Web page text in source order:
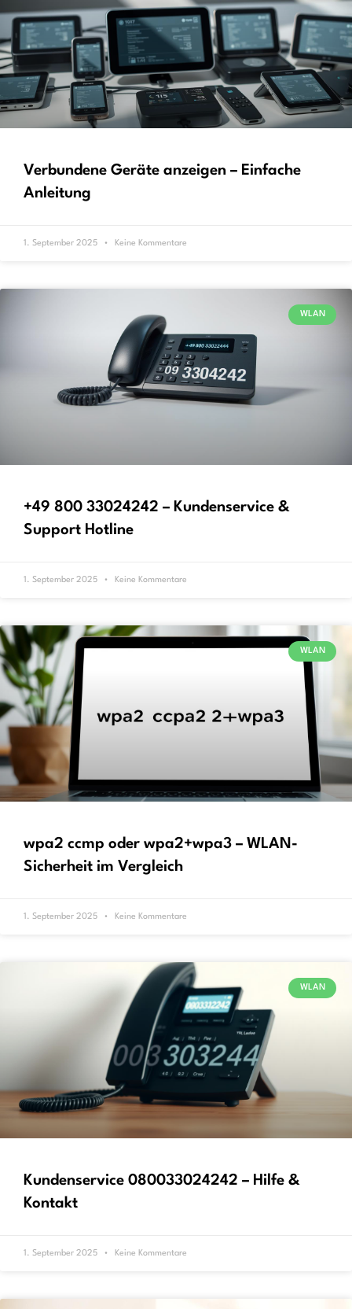
Verbundene Geräte anzeigen – Einfache
Anleitung
1. September 2025 Keine Kommentare
WLAN
+49 800 33024242 – Kundenservice &
Support Hotline
1. September 2025 Keine Kommentare
WLAN
wpa2 ccmp oder wpa2+wpa3 – WLAN-
Sicherheit im Vergleich
1. September 2025 Keine Kommentare
WLAN
Kundenservice 080033024242 – Hilfe &
Kontakt
1. September 2025 Keine Kommentare